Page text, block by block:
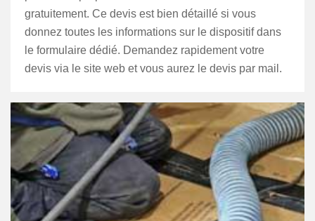
gratuitement. Ce devis est bien détaillé si vous
donnez toutes les informations sur le dispositif dans
le formulaire dédié. Demandez rapidement votre
devis via le site web et vous aurez le devis par mail.